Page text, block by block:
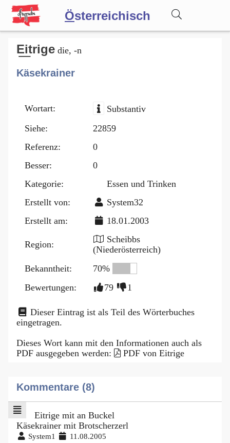
Österreichisch
Wörterbuch
Forum
Blog
E͟itrige die, -n
Käsekrainer
Wortart:
Substantiv
Siehe:
22859
Referenz:
0
Besser:
0
Kategorie:
Essen und Trinken
Erstellt von:
System32
Erstellt am:
18.01.2003
Region:
Scheibbs
(Niederösterreich)
Bekanntheit:
70%
Bewertungen:
79 1
Dieser Eintrag ist als Teil des Wörterbuches
eingetragen.
Dieses Wort kann mit den Informationen auch als
PDF ausgegeben werden:
PDF von Eitrige
Kommentare (8)
Eitrige mit an Buckel
Käsekrainer mit Brotscherzerl
System1 11.08.2005